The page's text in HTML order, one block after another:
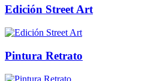
Edición Street Art
Pintura Retrato